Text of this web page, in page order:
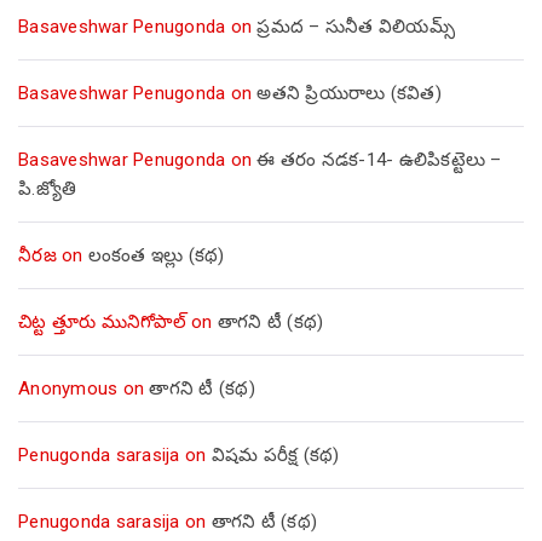
Basaveshwar Penugonda onప్రమద – సునీత విలియమ్స్
Basaveshwar Penugonda onఅతని ప్రియురాలు (కవిత)
Basaveshwar Penugonda onఈ తరం నడక-14- ఉలిపికట్టెలు –
పి.జ్యోతి
నీరజon లంకంత ఇల్లు (కథ)
చిట్ట త్తూరు మునిగోపాల్on తాగని టీ (కథ)
Anonymous onతాగని టీ (కథ)
Penugonda sarasija on విషమ పరీక్ష (క‌థ‌)
Penugonda sarasija on తాగని టీ (కథ)